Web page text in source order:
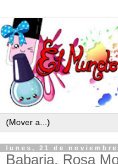
lunes, 21 de noviembre
Babaria, Rosa